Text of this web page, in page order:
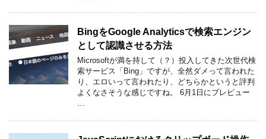
BingをGoogle Analyticsで検索エンジン
として認識させる方法
Microsoftが満を持して（？）投入してきた次世代検
索サービス「Bing」ですが、全然ダメって言われた
り、エロいって言われたり、どちらかというと評判
よくなさそうな感じですね。 6月1日にプレビュー
…